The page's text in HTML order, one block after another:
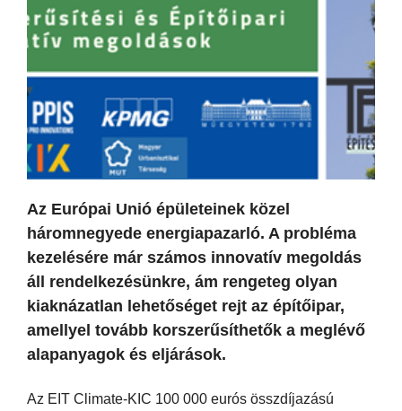
Az Európai Unió épületeinek közel
háromnegyede energiapazarló. A probléma
kezelésére már számos innovatív megoldás
áll rendelkezésünkre, ám rengeteg olyan
kiaknázatlan lehetőséget rejt az építőipar,
amellyel tovább korszerűsíthetők a meglévő
alapanyagok és eljárások.
Az EIT Climate-KIC 100 000 eurós összdíjazású